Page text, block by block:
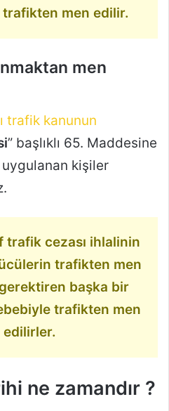
men edilir.
men
trafik kanunun
” başlıklı 65. Maddesine
kişiler
trafik cezası ihlalinin
trafikten men
başka bir
trafikten men
edilirler.
ne zamandır ?